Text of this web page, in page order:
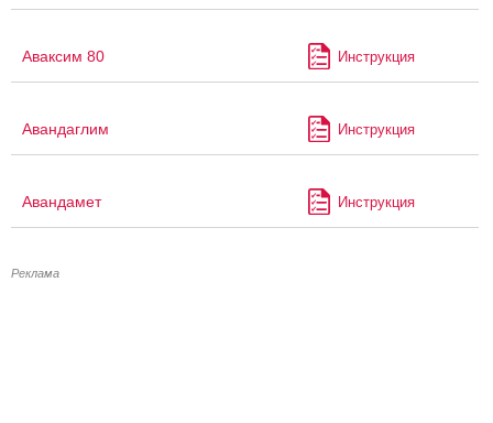
Аваксим 80 Инструкция
Авандаглим Инструкция
Авандамет Инструкция
Реклама